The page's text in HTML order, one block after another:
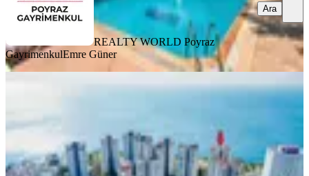
REALTY WORLD Poyraz
Gayrimenkul​Emre Güner
Ara
Çağrı Emlak'tan Hacı Çalık Sit. Deniz
Muratpaşa, Şirinyalı Mahallesi
4+1
·220 m²·8. Kat· 07.08.2026